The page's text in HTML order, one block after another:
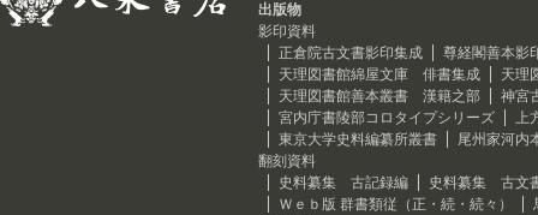
出版物
影印資料
正倉院古文書影印集成
尊経閣善本影
天理図書館綿屋文庫 俳書集成
天理
天理図書館善本叢書 漢籍之部
神宮
宮内庁書陵部コロタイプシリーズ
上
東京大学史料編纂所叢書
尾州家河内
翻刻資料
史料纂集 古記録編
史料纂集 古文
Ｗｅｂ版 群書類従（正・続・続々）